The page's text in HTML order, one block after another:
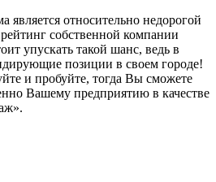
является относительно недорогой
собственной компании
упускать такой шанс, ведь в
позиции в своем городе!
и пробуйте, тогда Вы сможете
Вашему предприятию в качестве